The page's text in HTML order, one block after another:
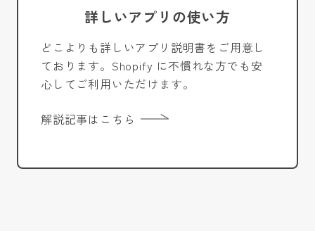
詳しいアプリの使い方
どこよりも詳しいアプリ説明書をご用意し
ております。Shopify に不慣れな方でも安
心してご利用いただけます。
解説記事はこちら